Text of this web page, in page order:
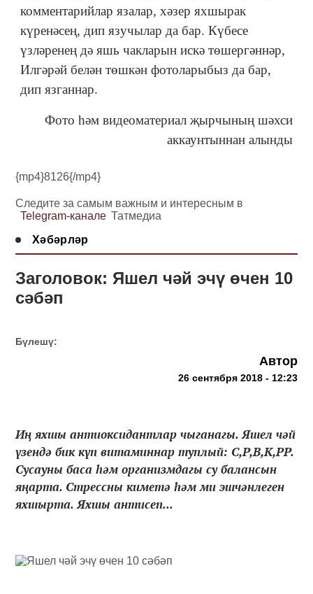
комментарийлар язалар, хәзер яхшырак
күренәсең, дип язучылар да бар. Күбесе
үзләренең дә яшь чакларын искә төшергәннәр,
Илгәрәй белән төшкән фотоларыбыз да бар,
дип язганнар.
Фото һәм видеоматериал җырчының шәхси
аккаунтыннан алынды
{mp4}8126{/mp4}
Следите за самым важным и интересным в
Telegram-канале Татмедиа
Хәбәрләр
Заголовок: Яшел чәй эчү өчен 10
сәбәп
Бүлешү:
Автор
26 сентября 2018 - 12:23
Иң яхшы антиоксидантлар чыганагы. Яшел чәй
үзендә бик күп витаминнар туплый: С,Р,В,К,РР.
Сусауны баса һәм организмдагы су балансын
яңарта. Стрессны киметә һәм ми эшчәнлеген
яхшырта. Яхшы антисеп...